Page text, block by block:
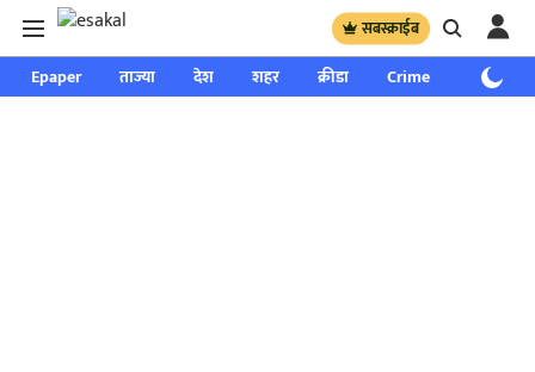
सबस्क्राईब
Epaper ताज्या देश शहर क्रीडा Crime साप्ताहिक